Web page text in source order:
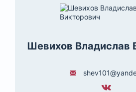
Шевихов Владислав